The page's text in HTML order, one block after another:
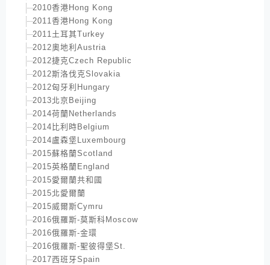
2010香港Hong Kong
2011香港Hong Kong
2011土耳其Turkey
2012奧地利Austria
2012捷克Czech Republic
2012斯洛伐克Slovakia
2012匈牙利Hungary
2013北京Beijing
2014荷蘭Netherlands
2014比利時Belgium
2014盧森堡Luxembourg
2015蘇格蘭Scotland
2015英格蘭England
2015愛爾蘭共和國
2015北愛爾蘭
2015威爾斯Cymru
2016俄羅斯-莫斯科Moscow
2016俄羅斯-金環
2016俄羅斯-聖彼得堡St.
2017西班牙Spain